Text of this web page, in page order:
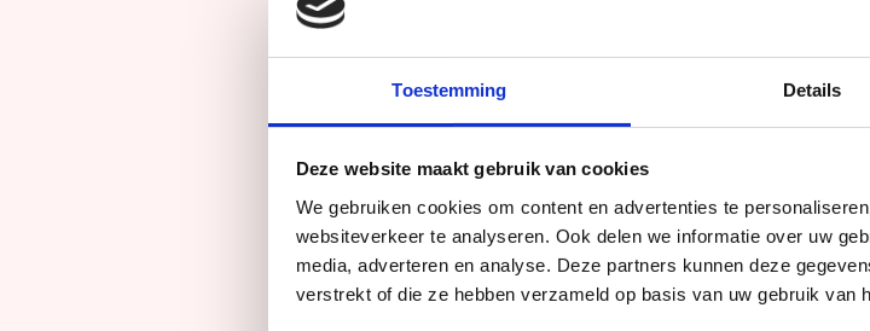
Toestemming Details
Deze website maakt gebruik van cookies
We gebruiken cookies om content en advertenties te
websiteverkeer te analyseren. Ook delen we informatie over uw
media, adverteren en analyse. Deze partners kunnen deze
verstrekt of die ze hebben verzameld op basis van uw gebruik van
De groep behandelen als allemaal unieke individuen
Elk individu laten stralen op zijn/haar eigen manier
Creativiteit stimuleren
Muzikaliteit stimuleren
Werken aan het groepsproces